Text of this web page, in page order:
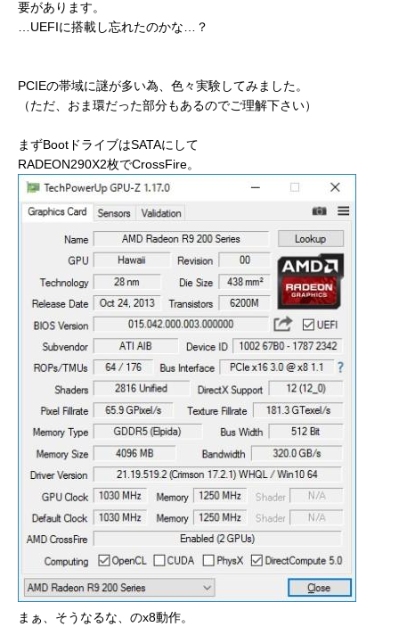
要があります。
…UEFIに搭載し忘れたのかな…？
PCIEの帯域に謎が多い為、色々実験してみました。
（ただ、おま環だった部分もあるのでご理解下さい）
まずBootドライブはSATAにして
RADEON290X2枚でCrossFire。
まぁ、そうなるな、のx8動作。